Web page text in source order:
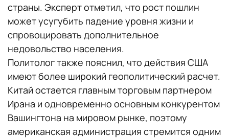
страны. Эксперт отметил, что рост пошлин
может усугубить падение уровня жизни и
спровоцировать дополнительное
недовольство населения.
Политолог также пояснил, что действия США
имеют более широкий геополитический расчет.
Китай остается главным торговым партнером
Ирана и одновременно основным конкурентом
Вашингтона на мировом рынке, поэтому
американская администрация стремится одним